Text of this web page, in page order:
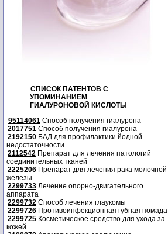
СПИСОК ПАТЕНТОВ С
УПОМИНАНИЕМ
ГИАЛУРОНОВОЙ КИСЛОТЫ
95114061 Способ получения гиалурона
2017751 Способ получения гиалурона
2192150 БАД для профилактики йодной
недостаточности
2112542 Препарат для лечения патологий
соединительных тканей
2225206 Препарат для лечения рака молочной
железы
2299733 Лечение опорно-двигательного
аппарата
2299732 Способ лечения глаукомы
2299726 Противоинфекционная губная помада
2299725 Косметическое средство для ухода за
кожей